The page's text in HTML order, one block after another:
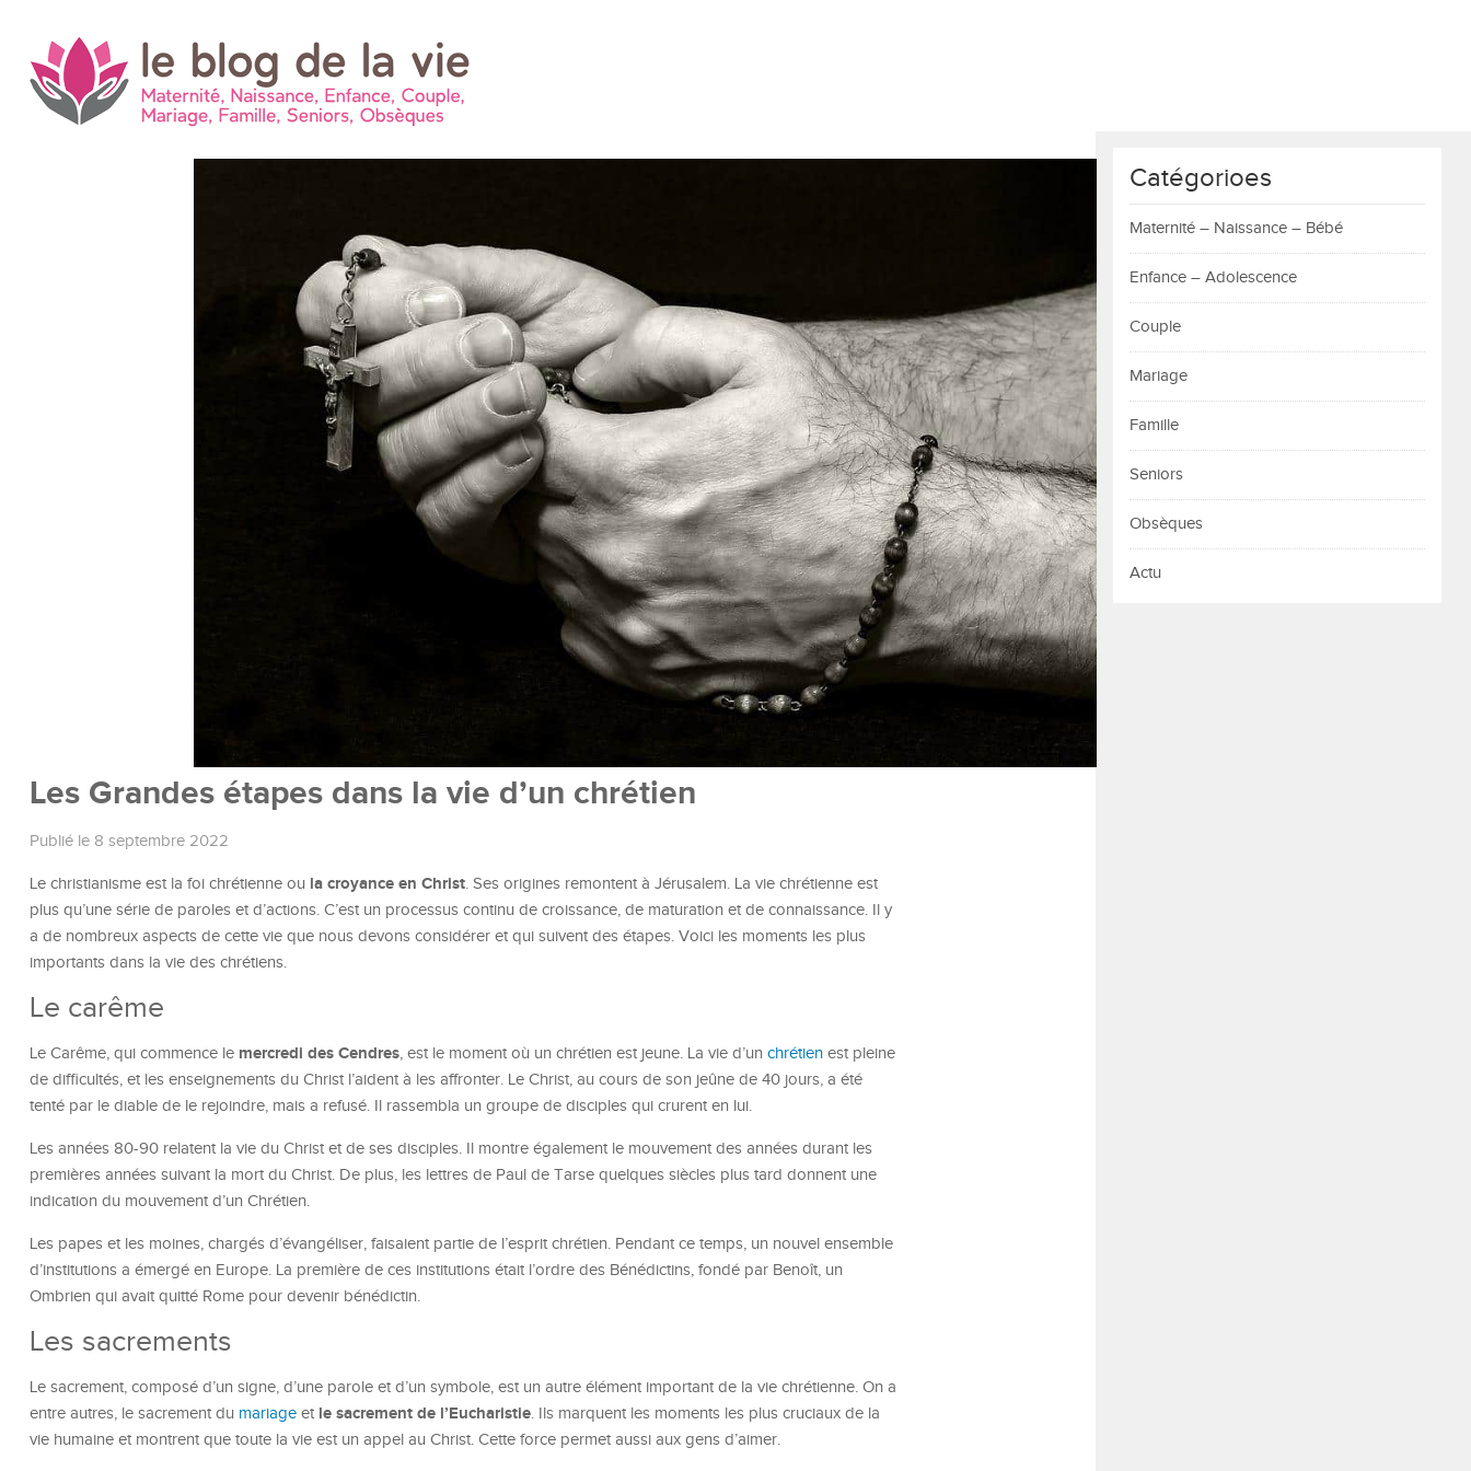
Les Grandes étapes dans la vie d’un chrétien
Publié le 8 septembre 2022
Le christianisme est la foi chrétienne ou la croyance en Christ. Ses origines remontent à Jérusalem. La vie chrétienne est
plus qu’une série de paroles et d’actions. C’est un processus continu de croissance, de maturation et de connaissance. Il y
a de nombreux aspects de cette vie que nous devons considérer et qui suivent des étapes. Voici les moments les plus
importants dans la vie des chrétiens.
Le carême
Le Carême, qui commence le mercredi des Cendres, est le moment où un chrétien est jeune. La vie d’un chrétien est pleine
de difficultés, et les enseignements du Christ l’aident à les affronter. Le Christ, au cours de son jeûne de 40 jours, a été
tenté par le diable de le rejoindre, mais a refusé. Il rassembla un groupe de disciples qui crurent en lui.
Les années 80-90 relatent la vie du Christ et de ses disciples. Il montre également le mouvement des années durant les
premières années suivant la mort du Christ. De plus, les lettres de Paul de Tarse quelques siècles plus tard donnent une
indication du mouvement d’un Chrétien.
Les papes et les moines, chargés d’évangéliser, faisaient partie de l’esprit chrétien. Pendant ce temps, un nouvel ensemble
d’institutions a émergé en Europe. La première de ces institutions était l’ordre des Bénédictins, fondé par Benoît, un
Ombrien qui avait quitté Rome pour devenir bénédictin.
Les sacrements
Le sacrement, composé d’un signe, d’une parole et d’un symbole, est un autre élément important de la vie chrétienne. On a
entre autres, le sacrement du mariage et le sacrement de l’Eucharistie. Ils marquent les moments les plus cruciaux de la
vie humaine et montrent que toute la vie est un appel au Christ. Cette force permet aussi aux gens d’aimer.
Catégorioes
Maternité – Naissance – Bébé
Enfance – Adolescence
Couple
Mariage
Famille
Seniors
Obsèques
Actu